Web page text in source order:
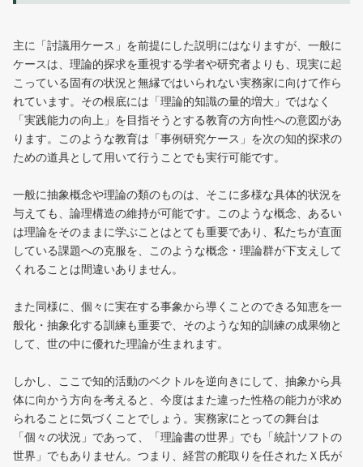
主に「討議用ケース」を前提にした説明にはなりますが、一般に
ケースは、理論的探求を重視する学者や研究者よりも、現実に起
こっている固有の状況と無縁ではいられない実務家に向けて作ら
れています。その根底には「理論的知識の量的増大」ではなく
「実践能力の向上」を目指そうとする教育の方向性への意図があ
ります。このような教育は「事例研究ケース」を次の知的探求の
ための道具として用いて行うことでも実行可能です。
一般に抽象概念や理論の類のものは、そこに多様な具体的状況を
与えても、論理構造の維持が可能です。このような概念、あるい
は理論をそのままに学ぶことはとても重要であり、私たちが直面
している課題への克服を、このような概念・理論群が下支えして
くれることは間違いありません。
また同様に、個々に実在する事象から導くことのできる知恵を一
般化・抽象化する訓練も重要で、そのような知的訓練の成果物と
して、世の中に優れた理論が生まれます。
しかし、ここで知的活動のベクトルを逆向きにして、抽象から具
体に向かう方向を考えると、今度はまた違った性格の能力が求め
られることに気づくことでしょう。実務家にとっての舞台は
「個々の状況」であって、「理論書の世界」でも「統計ソフトの
世界」でもありません。つまり、経営の舵取りを任されたＸ氏が